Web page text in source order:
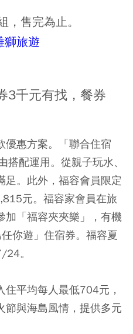
售完為止。
獅旅遊
3千元有找，餐券
優惠方案。「聯合住宿
配運用。從親子玩水、
足。此外，福容會員限定
元。福容家會員在旅
加「福容夾夾樂」，有機
你遊」住宿券。福容夏
。
平均每人最低704元，
節與海島風情，提供多元